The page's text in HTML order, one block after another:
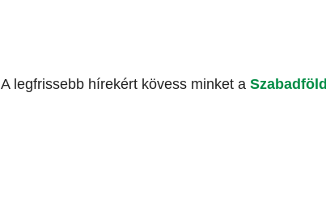
A legfrissebb hírekért kövess minket a Szabadföld